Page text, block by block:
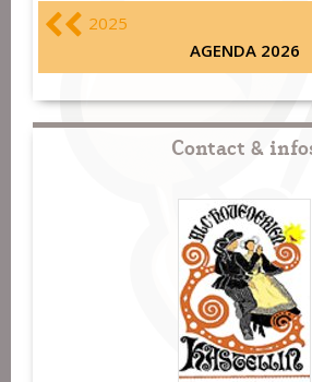
2025
AGENDA 2026
Contact &